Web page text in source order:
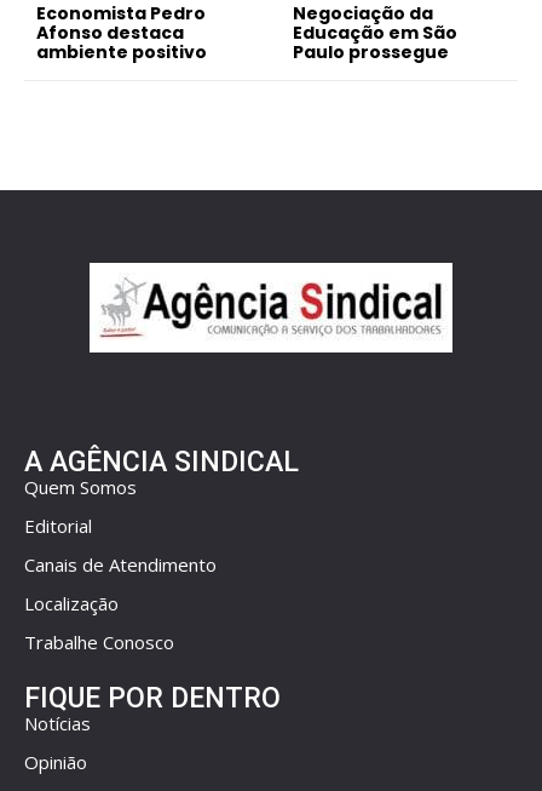
Economista Pedro
Afonso destaca
ambiente positivo
Negociação da
Educação em São
Paulo prossegue
A AGÊNCIA SINDICAL
Quem Somos
Editorial
Canais de Atendimento
Localização
Trabalhe Conosco
FIQUE POR DENTRO
Notícias
Opinião